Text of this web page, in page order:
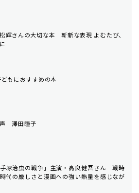
輝さんの大切な本 斬新な表現 よむたび、
もにおすすめの本
澤田瞳子
塚治虫の戦争」主演・高良健吾さん 戦時
代の厳しさと漫画への強い熱量を感じなが